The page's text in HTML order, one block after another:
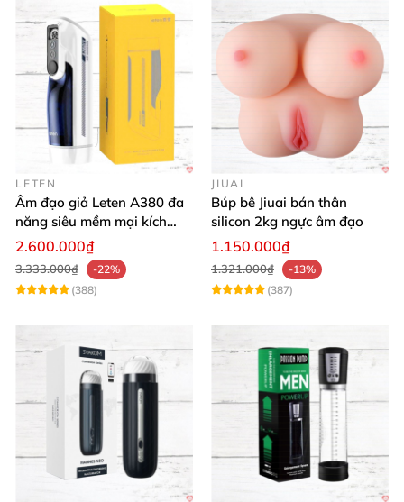
LETEN
Âm đạo giả Leten A380 đa
năng siêu mềm mại kích
thích phái mạnh
2.600.000₫
3.333.000₫
-22%
(388)
JIUAI
Búp bê Jiuai bán thân
silicon 2kg ngực âm đạo
1.150.000₫
1.321.000₫
-13%
(387)